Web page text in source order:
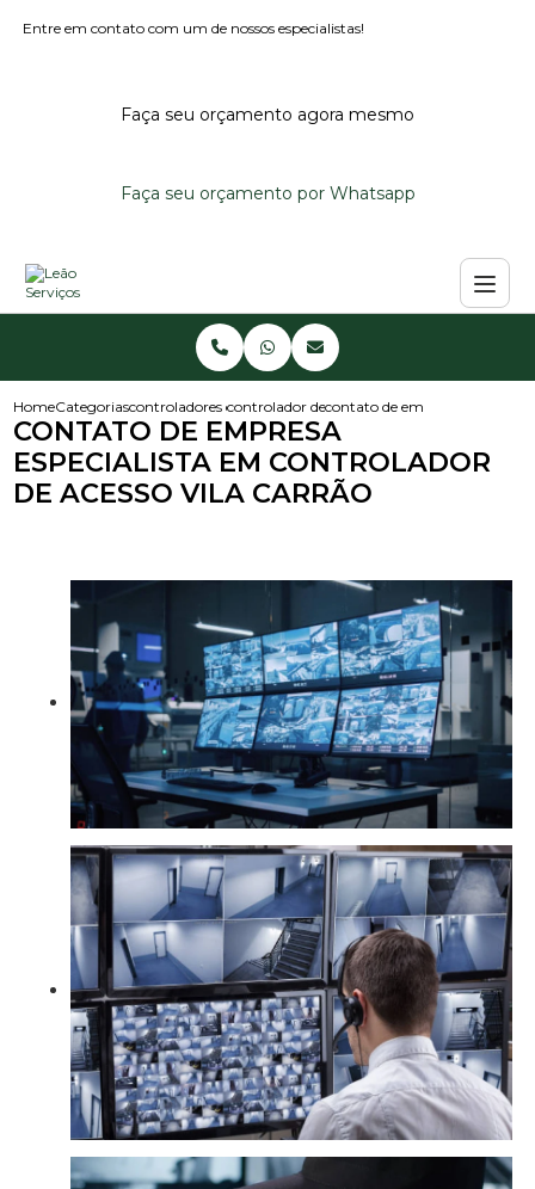
Entre em contato com um de nossos especialistas!
Faça seu orçamento agora mesmo
Faça seu orçamento por Whatsapp
HomeCategoriascontroladores de acessocontrolador de acesso para condominio
contato de empresa
CONTATO DE EMPRESA
ESPECIALISTA EM CONTROLADOR
DE ACESSO VILA CARRÃO